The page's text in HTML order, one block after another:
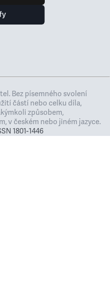
Bez písemného svolení
částí nebo celku díla,
způsobem,
v českém nebo jiném jazyce.
1801-1446